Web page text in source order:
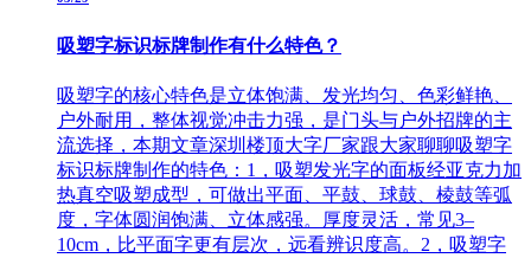
吸塑字标识标牌制作有什么特色？
吸塑字的核心特色是立体饱满、发光均匀、色彩鲜艳、
户外耐用，整体视觉冲击力强，是门头与户外招牌的主
流选择，本期文章深圳楼顶大字厂家跟大家聊聊吸塑字
标识标牌制作的特色：1，吸塑发光字的面板经亚克力加
热真空吸塑成型，可做出平面、平鼓、球鼓、棱鼓等弧
度，字体圆润饱满、立体感强。厚度灵活，常见3–
10cm，比平面字更有层次，远看辨识度高。2，吸塑字